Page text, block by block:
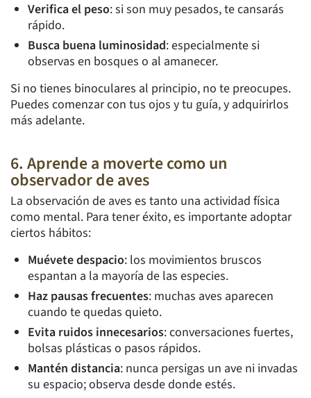
Verifica el peso: si son muy pesados, te cansarás
rápido.
Busca buena luminosidad: especialmente si
observas en bosques o al amanecer.
Si no tienes binoculares al principio, no te preocupes.
Puedes comenzar con tus ojos y tu guía, y adquirirlos
más adelante.
6. Aprende a moverte como un
observador de aves
La observación de aves es tanto una actividad física
como mental. Para tener éxito, es importante adoptar
ciertos hábitos:
Muévete despacio: los movimientos bruscos
espantan a la mayoría de las especies.
Haz pausas frecuentes: muchas aves aparecen
cuando te quedas quieto.
Evita ruidos innecesarios: conversaciones fuertes,
bolsas plásticas o pasos rápidos.
Mantén distancia: nunca persigas un ave ni invadas
su espacio; observa desde donde estés.